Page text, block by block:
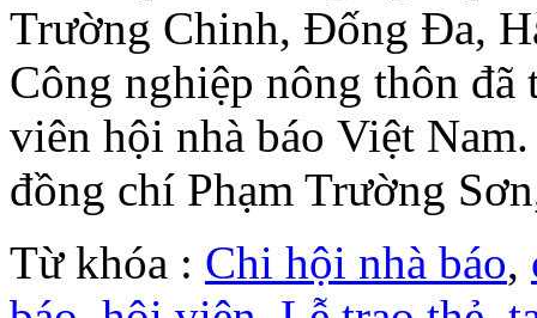
Trường Chinh, Đống Đa,
Công nghiệp nông thôn
viên hội nhà báo Việt
đồng chí Phạm Trường
Từ khóa : Chi hội nhà báo,